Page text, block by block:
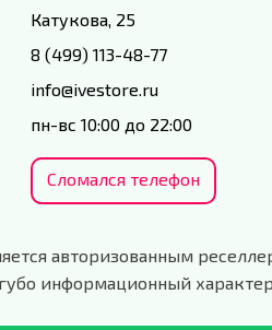
Катукова, 25
8 (499) 113-48-77
info@ivestore.ru
пн-вс 10:00 до 22:00
Сломался телефон
авторизованным
информационный